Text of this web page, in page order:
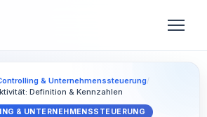
& Unternehmenssteuerung/
Definition & Kennzahlen
& UNTERNEHMENSSTEUERUNG